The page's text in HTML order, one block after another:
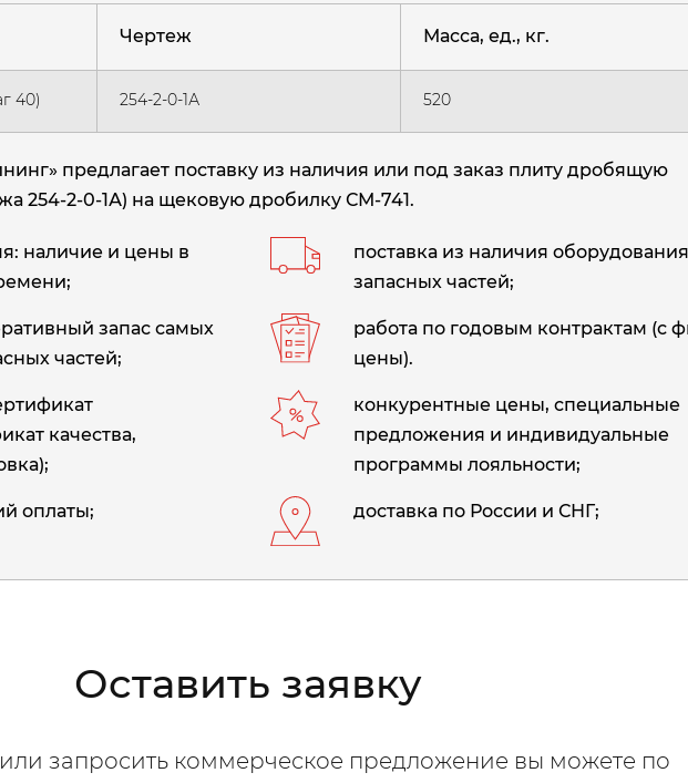
Чертеж Масса, ед., кг.
40) 254-2-0-1А 520
предлагает поставку из наличия или под заказ плиту дробящую
254-2-0-1А) на щековую дробилку СМ-741.
наличие и цены в
поставка из наличия
запасных частей;
запас самых
частей;
работа по годовым контрактам (с
цены).
качества,
конкурентные цены, специальные
предложения и индивидуальные
программы лояльности;
оплаты; доставка по России и СНГ;
Оставить заявку
запросить коммерческое предложение вы можете по